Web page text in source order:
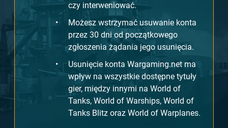
czy interweniować.
Możesz wstrzymać usuwanie konta
przez 30 dni od początkowego
zgłoszenia żądania jego usunięcia.
Usunięcie konta Wargaming.net ma
wpływ na wszystkie dostępne tytuły
gier, między innymi na World of
Tanks, World of Warships, World of
Tanks Blitz oraz World of Warplanes.